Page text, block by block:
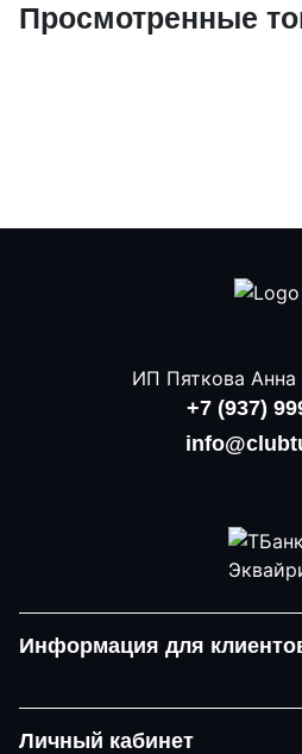
Просмотренные
ИП Пяткова Анна
+7 (937)
Информация для
Личный кабинет